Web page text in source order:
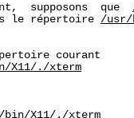
supposons  que
le répertoire
/usr/
courant
./xterm
X11/./xterm